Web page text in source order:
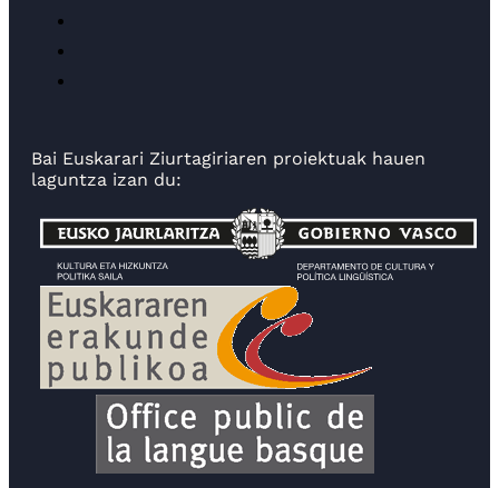
Bai Euskarari Ziurtagiriaren proiektuak hauen
laguntza izan du: